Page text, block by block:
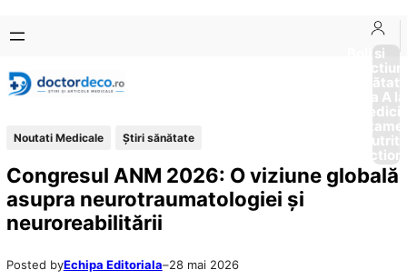
conținut
content
Boli si
Afectiuni
Sănătate
de la A
Noutati Medicale Ştiri sănătate
Congresul ANM 2026: O viziune globală
asupra neurotraumatologiei și
neuroreabilitării
Posted byEchipa Editoriala–28 mai 2026